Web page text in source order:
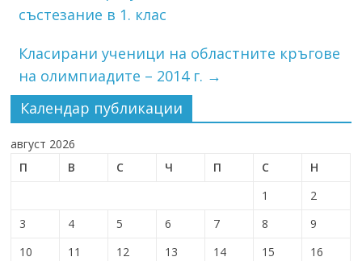
състезание в 1. клас
Класирани ученици на областните кръгове
на олимпиадите – 2014 г. →
Календар публикации
август 2026
П
В С Ч П С
Н
1
2
3
4 5 6 7 8
9
10
11 12 13 14 15
16